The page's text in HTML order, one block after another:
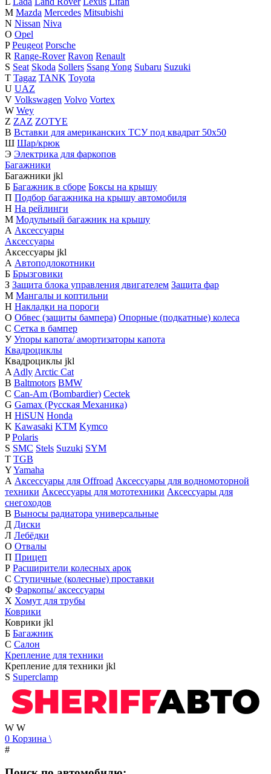
M Mazda Mercedes Mitsubishi
N Nissan Niva
O Opel
P Peugeot Porsche
R Range-Rover Ravon Renault
S Seat Skoda Sollers Ssang Yong Subaru Suzuki
T Tagaz TANK Toyota
U UAZ
V Volkswagen Volvo Vortex
W Wey
Z ZAZ ZOTYE
В Вставки для американских ТСУ под квадрат 50х50
Ш Шар/крюк
Э Электрика для фаркопов
Багажники
Багажники jkl
Б Багажник в сборе Боксы на крышу
П Подбор багажника на крышу автомобиля
Н На рейлинги
М Модульный багажник на крышу
А Аксессуары
Аксессуары
Аксессуары jkl
А Автоподлокотники
Б Брызговики
З Защита блока управления двигателем Защита фар
М Мангалы и коптильни
Н Накладки на пороги
О Обвес (защиты бампера) Опорные (подкатные) колеса
С Сетка в бампер
У Упоры капота/ амортизаторы капота
Квадроциклы
Квадроциклы jkl
A Adly Arctic Cat
B Baltmotors BMW
C Can-Am (Bombardier) Cectek
G Gamax (Русская Механика)
H HiSUN Honda
K Kawasaki KTM Kymco
P Polaris
S SMC Stels Suzuki SYM
T TGB
YYamaha
А Аксессуары для Offroad Аксессуары для водномоторной
техники Аксессуары для мототехники Аксессуары для
снегоходов
В Выносы радиатора универсальные
Д Диски
Л Лебёдки
О Отвалы
П Прицеп
Р Расширители колесных арок
С Ступичные (колесные) проставки
Ф Фаркопы/ аксессуары
Х Хомут для трубы
Коврики
Коврики jkl
Б Багажник
С Салон
Крепление для техники
Крепление для техники jkl
S Superclamp
W W
0 Корзина \
#